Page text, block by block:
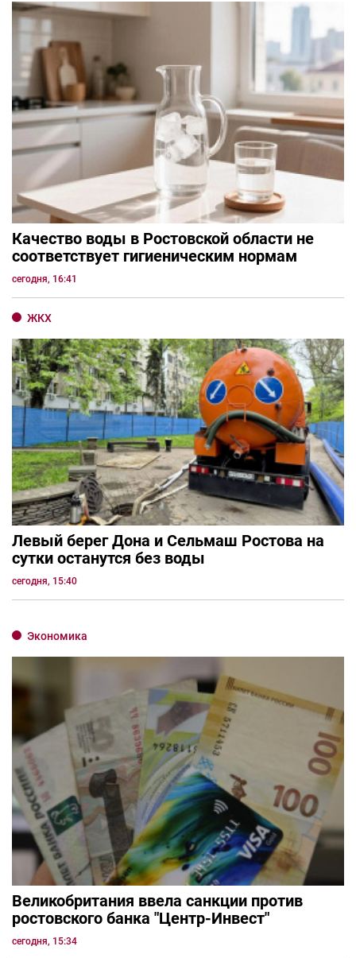
Качество воды в Ростовской области не
соответствует гигиеническим нормам
сегодня, 16:41
ЖКХ
Левый берег Дона и Сельмаш Ростова на
сутки останутся без воды
сегодня, 15:40
Экономика
Великобритания ввела санкции против
ростовского банка "Центр-Инвест"
сегодня, 15:34